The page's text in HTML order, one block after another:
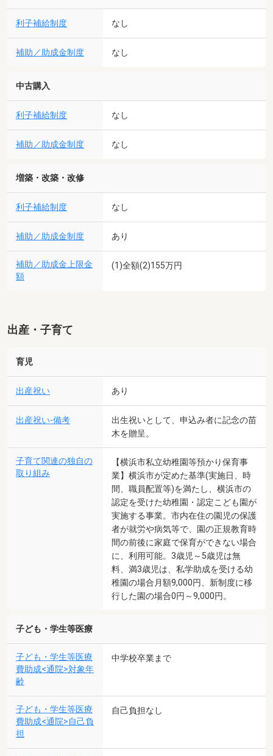
利子補給制度 なし
補助／助成金制度 なし
中古購入
利子補給制度 なし
補助／助成金制度 なし
増築・改築・改修
利子補給制度 なし
補助／助成金制度 あり
補助／助成金上限金
額
(1)全額(2)155万円
出産・子育て
育児
出産祝い あり
出産祝い-備考
出生祝いとして、申込み者に記念の苗
木を贈呈。
子育て関連の独自の
取り組み
【横浜市私立幼稚園等預かり保育事
業】横浜市が定めた基準(実施日、時
間、職員配置等)を満たし、横浜市の
認定を受けた幼稚園・認定こども園が
実施する事業。市内在住の園児の保護
者が就労や病気等で、園の正規教育時
間の前後に家庭で保育ができない場合
に、利用可能。3歳児～5歳児は無
料、満3歳児は、私学助成を受ける幼
稚園の場合月額9,000円、新制度に移
行した園の場合0円～9,000円。
子ども・学生等医療
子ども・学生等医療
費助成<通院>対象年
齢
中学校卒業まで
子ども・学生等医療
費助成<通院>自己負
担
自己負担なし